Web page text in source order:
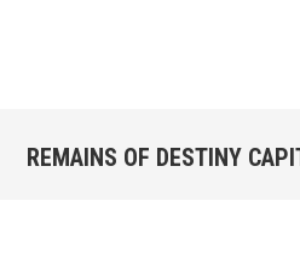
REMAINS OF DESTINY